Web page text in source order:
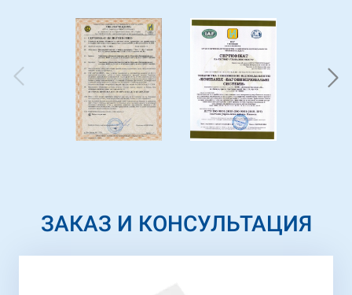
ЗАКАЗ И КОНСУЛЬТАЦИЯ